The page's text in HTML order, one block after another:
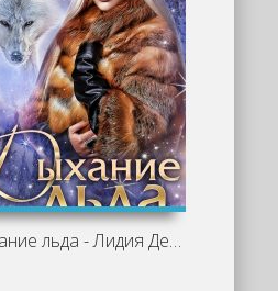
Дыхание льда - Лидия Демидова